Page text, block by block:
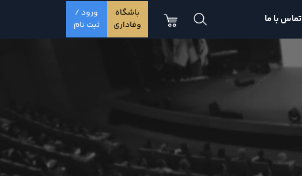
تماس با ما
باشگاه
وفاداری
ورود /
ثبت نام